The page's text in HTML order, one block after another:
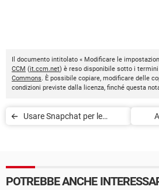
Il documento intitolato « Modificare le
CCM (it.ccm.net) è reso disponibile sotto i
Commons. È possibile copiare, modificare delle
condizioni previste dalla licenza, finché questa
Usare Snapchat per le
POTREBBE ANCHE